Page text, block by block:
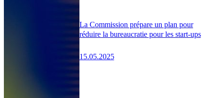
La Commission prépare un plan pour
réduire la bureaucratie pour les start-ups
15.05.2025